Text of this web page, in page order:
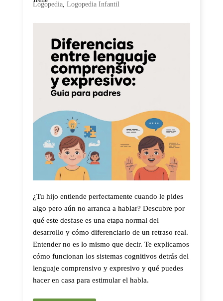
Logopedia, Logopedia Infantil
¿Tu hijo entiende perfectamente cuando le pides
algo pero aún no arranca a hablar? Descubre por
qué este desfase es una etapa normal del
desarrollo y cómo diferenciarlo de un retraso real.
Entender no es lo mismo que decir. Te explicamos
cómo funcionan los sistemas cognitivos detrás del
lenguaje comprensivo y expresivo y qué puedes
hacer en casa para estimular el habla.